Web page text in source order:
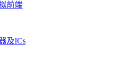
前端
及ICs